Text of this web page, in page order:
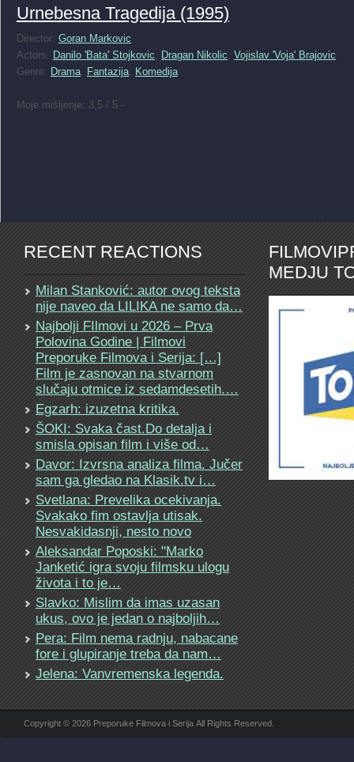
Urnebesna Tragedija (1995)
Director: Goran Markovic
Actors: Danilo 'Bata' Stojkovic, Dragan Nikolic, Vojislav 'Voja' Brajovic
Genre: Drama, Fantazija, Komedija
Moje mišljenje: 3,5 / 5 -
RECENT REACTIONS
Milan Stanković: autor ovog teksta
nije naveo da LILIKA ne samo da…
Najbolji FIlmovi u 2026 – Prva
Polovina Godine | Filmovi
Preporuke Filmova i Serija: […]
Film je zasnovan na stvarnom
slučaju otmice iz sedamdesetih.…
Egzarh: izuzetna kritika.
ŠOKI: Svaka čast.Do detalja i
smisla opisan film i više od…
Davor: Izvrsna analiza filma. Jučer
sam ga gledao na Klasik.tv i…
Svetlana: Prevelika ocekivanja.
Svakako fim ostavlja utisak.
Nesvakidasnji, nesto novo
Aleksandar Poposki: "Marko
Janketić igra svoju filmsku ulogu
života i to je…
Slavko: Mislim da imas uzasan
ukus, ovo je jedan o najboljih…
Pera: Film nema radnju, nabacane
fore i glupiranje treba da nam…
Jelena: Vanvremenska legenda.
MEDJU
Copyright © 2026 Preporuke Filmova i Serija All Rights Reserved.